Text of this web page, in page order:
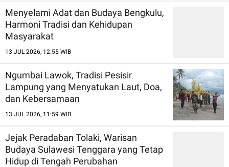
Menyelami Adat dan Budaya Bengkulu,
Harmoni Tradisi dan Kehidupan
Masyarakat
13 JUL 2026, 12:55 WIB
Ngumbai Lawok, Tradisi Pesisir
Lampung yang Menyatukan Laut, Doa,
dan Kebersamaan
13 JUL 2026, 11:59 WIB
Jejak Peradaban Tolaki, Warisan
Budaya Sulawesi Tenggara yang Tetap
Hidup di Tengah Perubahan